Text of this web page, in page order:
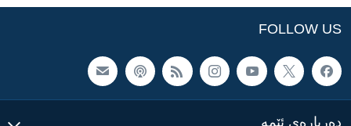
FOLLOW US
ده‌رباره‌ی ئێمه‌